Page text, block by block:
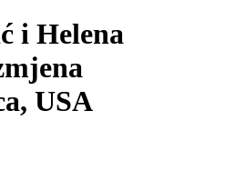
i Helena
USA